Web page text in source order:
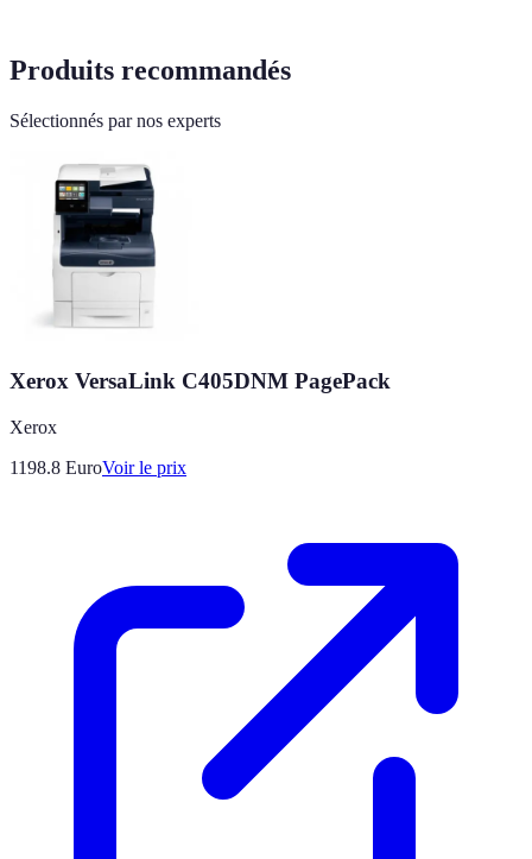
Produits recommandés
Sélectionnés par nos experts
Xerox VersaLink C405DNM PagePack
Xerox
1198.8 EuroVoir le prix